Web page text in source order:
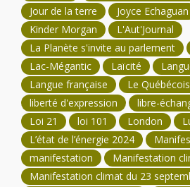
Jour de la terre
Joyce Echaguan
Kinder Morgan
L'Aut'Journal
La Planète s'invite au parlement
Lac-Mégantic
Laïcité
Langue française
Le Québécois
liberté d'expression
libre-
Loi 21
loi 101 London
L’état de l’énergie 2024
manifestation
Manifestation
Manifestation climat du 23